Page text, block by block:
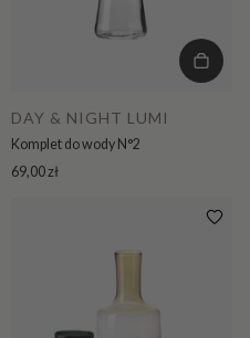
DAY & NIGHT LUMI
Komplet do wody N°2
69,00 zł